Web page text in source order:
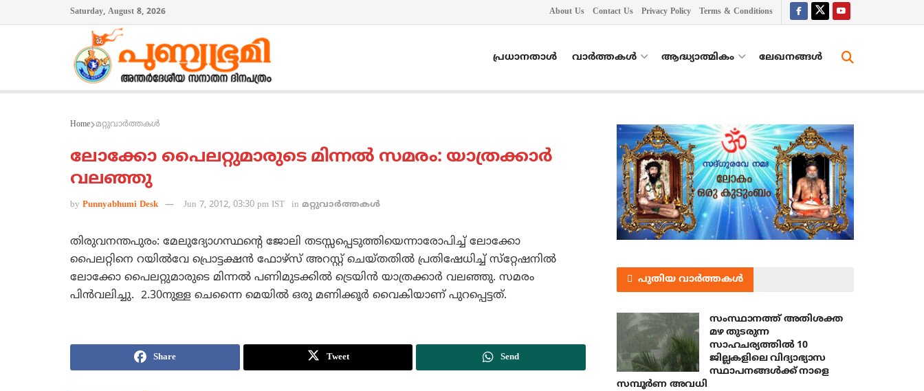
Saturday, August 8, 2026 About Us Contact Us Privacy Policy Terms & Conditions
പ്രധാനതാൾ വാർത്തകൾ ആദ്ധ്യാത്മികം ലേഖനങ്ങള്‍
Home മറ്റുവാര്‍ത്തകള്‍
ലോക്കോ പൈലറ്റുമാരുടെ മിന്നല്‍ സമരം: യാത്രക്കാര്‍
വലഞ്ഞു
by Punnyabhumi Desk Jun 7, 2012, 03:30 pm IST in മറ്റുവാര്‍ത്തകള്‍
തിരുവനന്തപുരം: മേലുദ്യോഗസ്ഥന്റെ ജോലി തടസ്സപ്പെടുത്തിയെന്നാരോപിച്ച് ലോക്കോ
പൈലറ്റിനെ റയില്‍വേ പ്രൊട്ടക്ഷന്‍ ഫോഴ്‌സ് അറസ്റ്റ് ചെയ്തതില്‍ പ്രതിഷേധിച്ച് സ്‌റ്റേഷനില്‍
ലോക്കോ പൈലറ്റുമാരുടെ മിന്നല്‍ പണിമുടക്കില്‍ ട്രെയിന്‍ യാത്രക്കാര്‍ വലഞ്ഞു. സമരം
പിന്‍വലിച്ചു. 2.30നുള്ള ചെന്നൈ മെയില്‍ ഒരു മണിക്കൂര്‍ വൈകിയാണ് പുറപ്പെട്ടത്.
Share Tweet Send
പുതിയ വാർത്തകൾ
സംസ്ഥാനത്ത് അതിശക്ത
മഴ തുടരുന്ന
സാഹചര്യത്തിൽ 10
ജില്ലകളിലെ വിദ്യാഭ്യാസ
സ്ഥാപനങ്ങൾക്ക് നാളെ
സമ്പൂർണ അവധി